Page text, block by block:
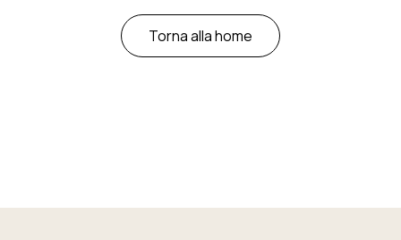
Torna alla home